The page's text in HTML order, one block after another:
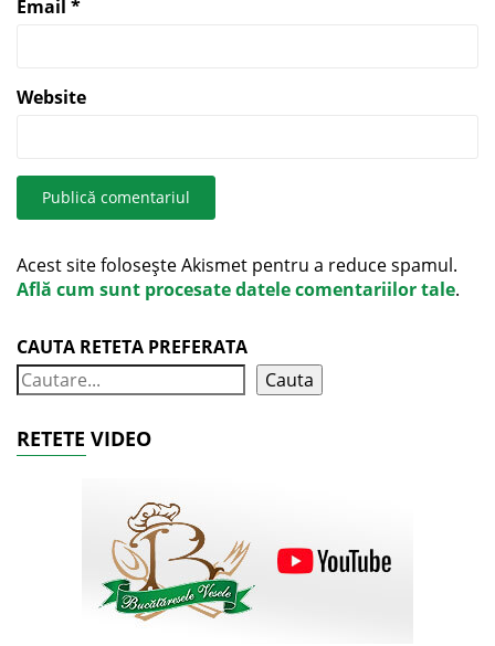
Email *
Website
Acest site folosește Akismet pentru a reduce spamul.
Află cum sunt procesate datele comentariilor tale.
CAUTA RETETA PREFERATA
Cauta
RETETE VIDEO